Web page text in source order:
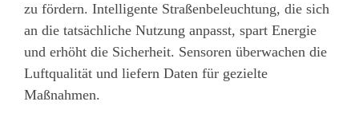
zu fördern. Intelligente Straßenbeleuchtung, die sich
an die tatsächliche Nutzung anpasst, spart Energie
und erhöht die Sicherheit. Sensoren überwachen die
Luftqualität und liefern Daten für gezielte
Maßnahmen.